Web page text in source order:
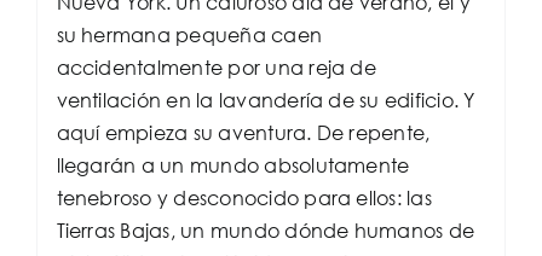
su hermana pequeña caen
accidentalmente por una reja de
ventilación en la lavandería de su edificio. Y
aquí empieza su aventura. De repente,
llegarán a un mundo absolutamente
tenebroso y desconocido para ellos: las
Tierras Bajas, un mundo dónde humanos de